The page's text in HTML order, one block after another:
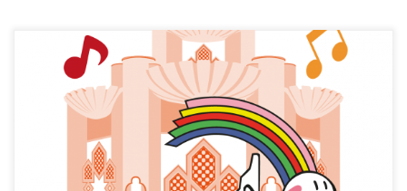
· El artista Vodevil Vargas se suma a las celebraciones con un
tema instrumental titulado ‘Curro, 25’. · La grabación popular
de las palmas de la canción tendrá lugar el próximo sábado
18 de marzo en el patio central de la Fundación Tres Culturas
y contará con la presencia de […]